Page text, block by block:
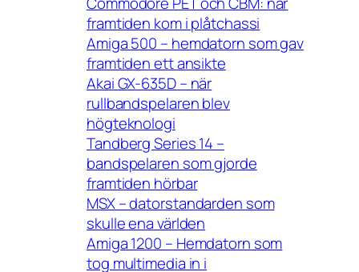
framtiden kom i plåtchassi
Amiga 500 – hemdatorn som gav
framtiden ett ansikte
Akai GX-635D – när
rullbandspelaren blev
högteknologi
Tandberg Series 14 –
bandspelaren som gjorde
framtiden hörbar
MSX – datorstandarden som
skulle ena världen
Amiga 1200 – Hemdatorn som
tog multimedia in i